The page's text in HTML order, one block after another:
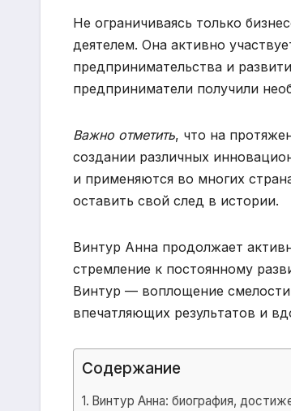
Не ограничиваясь только
деятелем. Она активно
предпринимательства и
предприниматели получили
Важно отметить, что на
создании различных
и применяются во многих
оставить свой след в истории.
Винтур Анна продолжает
стремление к постоянному
Винтур — воплощение
впечатляющих результатов и
Содержание
Винтур Анна: биография,